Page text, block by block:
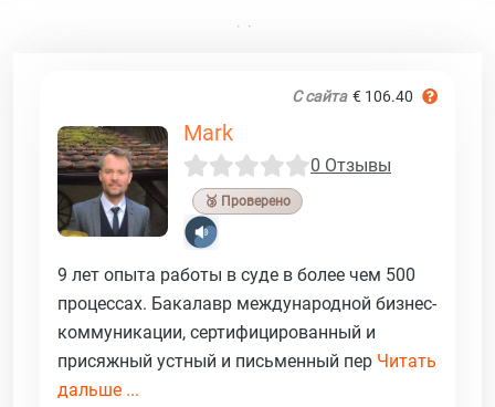
С сайта € 106.40
Mark
0 Отзывы
🥉 Проверено
9 лет опыта работы в суде в более чем 500
процессах. Бакалавр международной бизнес-
коммуникации, сертифицированный и
присяжный устный и письменный пер Читать
дальше ...